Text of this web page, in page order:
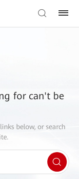
for can't be
below, or search